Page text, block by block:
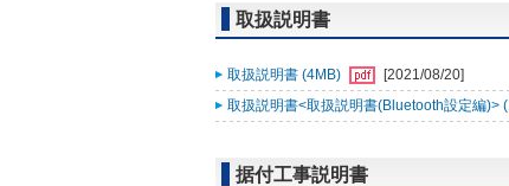
取扱説明書
取扱説明書 (4MB)
[2021/08/20]
取扱説明書<取扱説明書(Bluetooth設定編)>
据付工事説明書